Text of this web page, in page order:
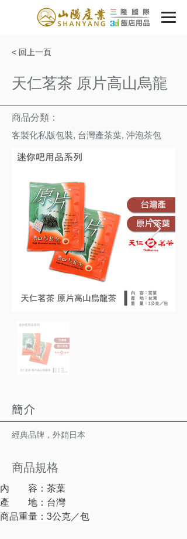
< 回上一頁
天仁茗茶 原片高山烏龍
商品分類：
客製化私版包裝, 台灣產茶葉, 沖泡茶包
簡介
經典品牌，外銷日本
商品規格
內　　容： 茶葉
產
地：台灣
商品重量：3公克／包